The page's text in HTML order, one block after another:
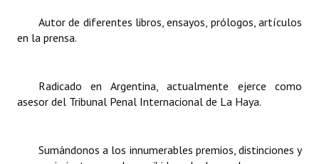
Autor de diferentes libros, ensayos, prólogos, artículos
en la prensa.
Radicado en Argentina, actualmente ejerce como
asesor del Tribunal Penal Internacional de La Haya.
Sumándonos a los innumerables premios, distinciones y